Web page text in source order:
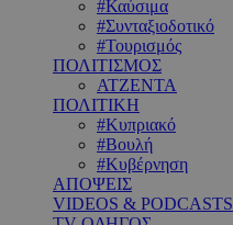
#Καύσιμα
#Συνταξιοδοτικό
#Τουρισμός
ΠΟΛΙΤΙΣΜΟΣ
ΑΤΖΕΝΤΑ
ΠΟΛΙΤΙΚΗ
#Κυπριακό
#Βουλή
#Κυβέρνηση
ΑΠΟΨΕΙΣ
VIDEOS & PODCASTS